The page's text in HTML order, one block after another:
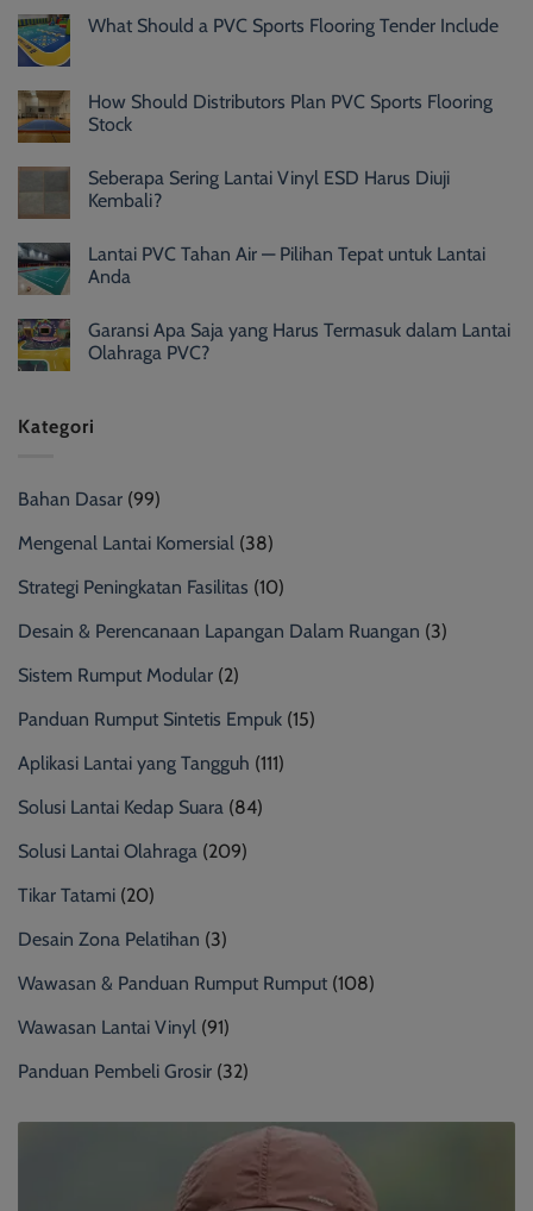
What Should a PVC Sports Flooring Tender Include
How Should Distributors Plan PVC Sports Flooring
Stock
Seberapa Sering Lantai Vinyl ESD Harus Diuji
Kembali?
Lantai PVC Tahan Air — Pilihan Tepat untuk Lantai
Anda
Garansi Apa Saja yang Harus Termasuk dalam Lantai
Olahraga PVC?
Kategori
Bahan Dasar (99)
Mengenal Lantai Komersial (38)
Strategi Peningkatan Fasilitas (10)
Desain & Perencanaan Lapangan Dalam Ruangan (3)
Sistem Rumput Modular (2)
Panduan Rumput Sintetis Empuk (15)
Aplikasi Lantai yang Tangguh (111)
Solusi Lantai Kedap Suara (84)
Solusi Lantai Olahraga (209)
Tikar Tatami (20)
Desain Zona Pelatihan (3)
Wawasan & Panduan Rumput Rumput (108)
Wawasan Lantai Vinyl (91)
Panduan Pembeli Grosir (32)